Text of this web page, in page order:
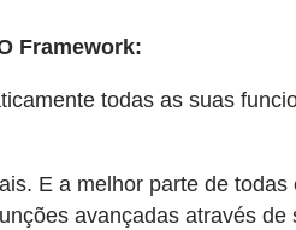
Framework:
todas as suas
E a melhor parte de
avançadas através